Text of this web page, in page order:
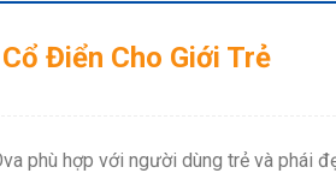
Điển Cho Giới Trẻ
phù hợp với người dùng trẻ và phái